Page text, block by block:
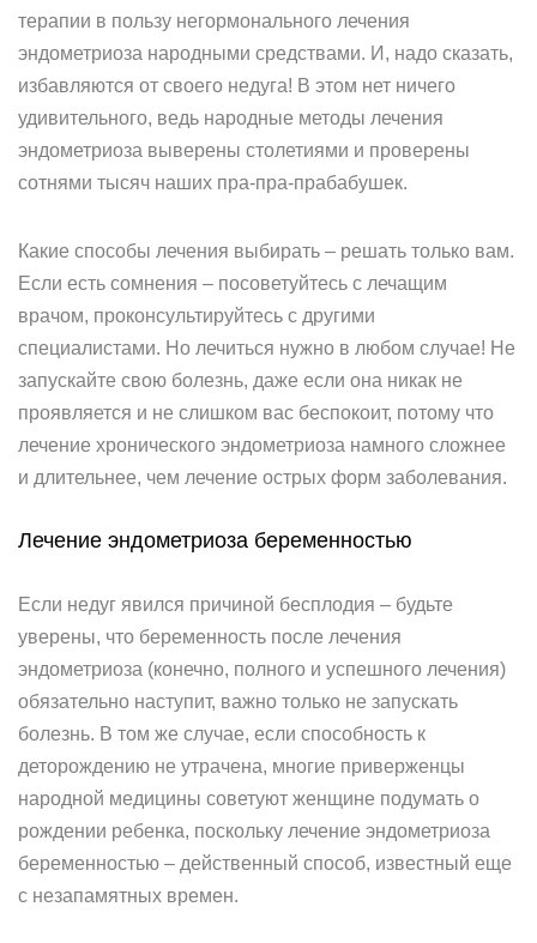
терапии в пользу негормонального лечения
эндометриоза народными средствами. И, надо сказать,
избавляются от своего недуга! В этом нет ничего
удивительного, ведь народные методы лечения
эндометриоза выверены столетиями и проверены
сотнями тысяч наших пра-пра-прабабушек.
Какие способы лечения выбирать – решать только вам.
Если есть сомнения – посоветуйтесь с лечащим
врачом, проконсультируйтесь с другими
специалистами. Но лечиться нужно в любом случае! Не
запускайте свою болезнь, даже если она никак не
проявляется и не слишком вас беспокоит, потому что
лечение хронического эндометриоза намного сложнее
и длительнее, чем лечение острых форм заболевания.
Лечение эндометриоза беременностью
Если недуг явился причиной бесплодия – будьте
уверены, что беременность после лечения
эндометриоза (конечно, полного и успешного лечения)
обязательно наступит, важно только не запускать
болезнь. В том же случае, если способность к
деторождению не утрачена, многие приверженцы
народной медицины советуют женщине подумать о
рождении ребенка, поскольку лечение эндометриоза
беременностью – действенный способ, известный еще
с незапамятных времен.